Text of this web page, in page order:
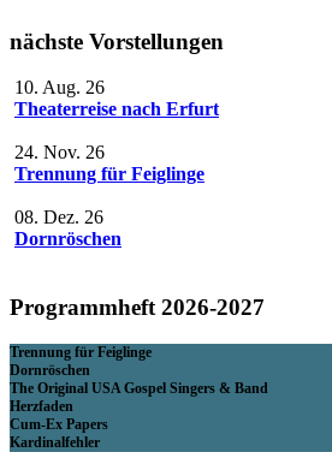
nächste Vorstellungen
10. Aug. 26
Theaterreise nach Erfurt
24. Nov. 26
Trennung für Feiglinge
08. Dez. 26
Dornröschen
Programmheft 2026-2027
Trennung für Feiglinge
Dornröschen
The Original USA Gospel Singers & Band
Herzfaden
Cum-Ex Papers
Kardinalfehler